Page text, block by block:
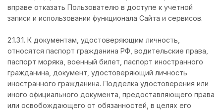
вправе отказать Пользователю в доступе к учетной
записи и использовании функционала Сайта и сервисов.
2.1.3.1. К документам, удостоверяющим личность,
относятся паспорт гражданина РФ, водительские права,
паспорт моряка, военный билет, паспорт иностранного
гражданина, документ, удостоверяющий личность
иностранного гражданина. Подделка удостоверения или
иного официального документа, предоставляющего права
или освобождающего от обязанностей, в целях его